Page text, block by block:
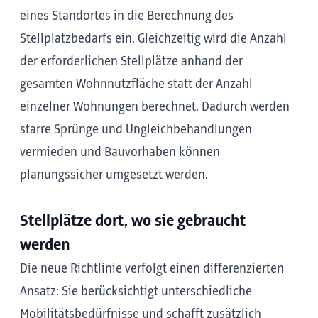
eines Standortes in die Berechnung des
Stellplatzbedarfs ein. Gleichzeitig wird die Anzahl
der erforderlichen Stellplätze anhand der
gesamten Wohnnutzfläche statt der Anzahl
einzelner Wohnungen berechnet. Dadurch werden
starre Sprünge und Ungleichbehandlungen
vermieden und Bauvorhaben können
planungssicher umgesetzt werden.
Stellplätze dort, wo sie gebraucht
werden
Die neue Richtlinie verfolgt einen differenzierten
Ansatz: Sie berücksichtigt unterschiedliche
Mobilitätsbedürfnisse und schafft zusätzlich